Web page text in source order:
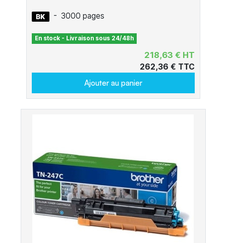
- 3000 pages
En stock - Livraison sous 24/48h
218,63 € HT
262,36 € TTC
Ajouter au panier